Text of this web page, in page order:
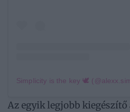
Az egyik legjobb